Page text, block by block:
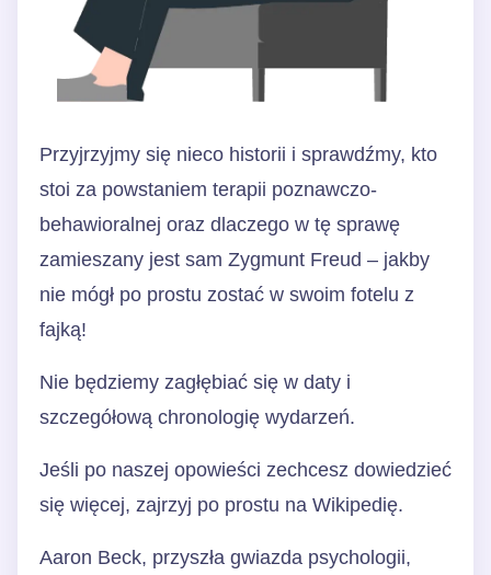
Przyjrzyjmy się nieco historii i sprawdźmy, kto
stoi za powstaniem terapii poznawczo-
behawioralnej oraz dlaczego w tę sprawę
zamieszany jest sam Zygmunt Freud – jakby
nie mógł po prostu zostać w swoim fotelu z
fajką!
Nie będziemy zagłębiać się w daty i
szczegółową chronologię wydarzeń.
Jeśli po naszej opowieści zechcesz dowiedzieć
się więcej, zajrzyj po prostu na Wikipedię.
Aaron Beck, przyszła gwiazda psychologii,